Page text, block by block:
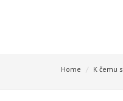
Home K čemu